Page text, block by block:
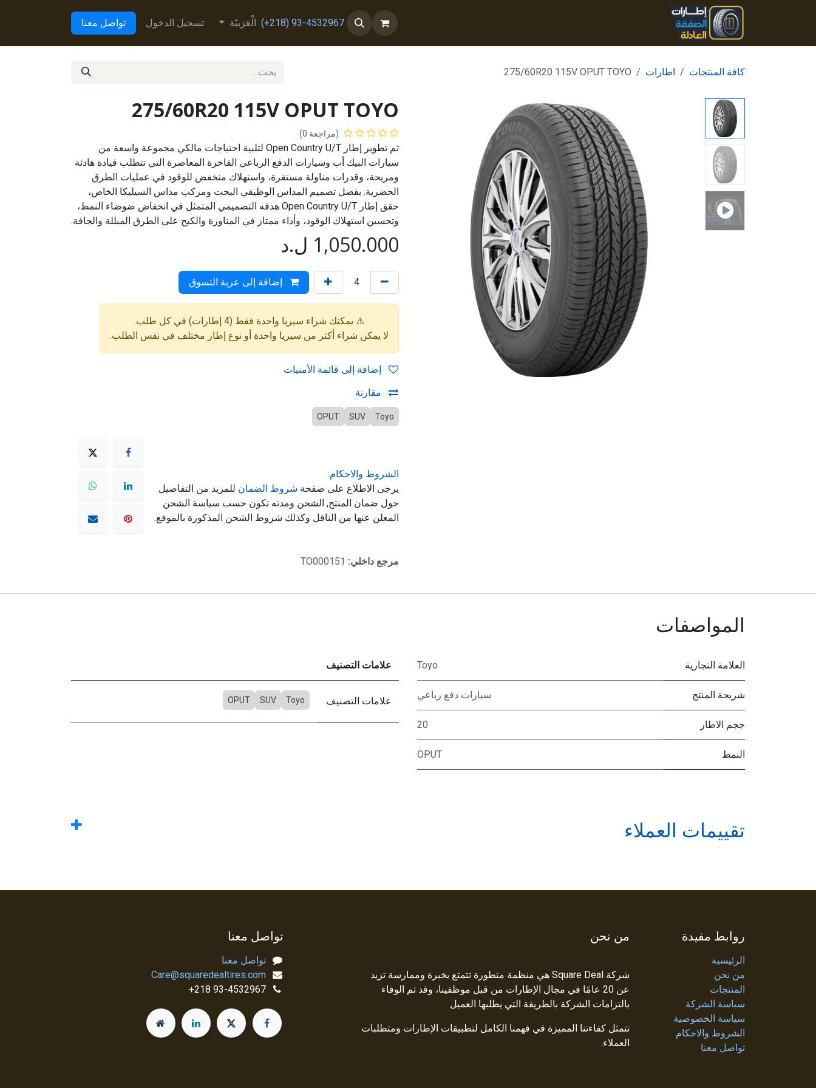
تخطي للذهاب إلى المحتوى
93-4532967 (218+) الْعَرَبيّة تسجيل الدخول تواصل معنا
كافة المنتجات اطارات 275/60R20 115V OPUT TOYO
275/60R20 115V OPUT TOYO
(مراجعة 0)
تم تطوير إطار Open Country U/T لتلبية احتياجات مالكي مجموعة واسعة من
سيارات البيك أب وسيارات الدفع الرباعي الفاخرة المعاصرة التي تتطلب قيادة هادئة
ومريحة، وقدرات مناولة مستقرة، واستهلاك منخفض للوقود في عمليات الطرق
الحضرية. بفضل تصميم المداس الوظيفي البحت ومركب مداس السيليكا الخاص،
حقق إطار Open Country U/T هدفه التصميمي المتمثل في انخفاض ضوضاء النمط،
وتحسين استهلاك الوقود، وأداء ممتاز في المناورة والكبح على الطرق المبللة والجافة.
1,050.000 ل.د
إضافة إلى عربة التسوق
⚠️ يمكنك شراء سيريا واحدة فقط (4 إطارات) في كل طلب.
لا يمكن شراء أكثر من سيريا واحدة أو نوع إطار مختلف في نفس الطلب.
مقارنة
Toyo
SUV
OPUT
الشروط والاحكام:
يرجى الاطلاع على صفحة شروط الضمان للمزيد من التفاصيل
حول ضمان المنتج, الشحن ومدته تكون حسب سياسة الشحن
المعلن عنها من الناقل وكذلك شروط الشحن المذكورة بالموقع.
مرجع داخلي: TO000151
المواصفات
العلامة التجارية Toyo
شريحة المنتج سيارات دفع رباعي
ججم الاطار 20
النمط OPUT
علامات التصنيف
علامات التصنيف Toyo
SUV
OPUT
تقييمات العملاء
روابط مفيدة
الرئيسية
من نحن
المنتجات
سياسة الشركة
سياسة الخصوصية
الشروط والاحكام
تواصل معنا
من نحن
شركة Square Deal هي منظمة متطورة تتمتع بخبرة وممارسة تزيد
عن 20 عامًا في مجال الإطارات من قبل موظفينا، وقد تم الوفاء
بالتزامات الشركة بالطريقة التي يطلبها العميل
تتمثل كفاءتنا المميزة في فهمنا الكامل لتطبيقات الإطارات ومتطلبات
العملاء.
تواصل معنا
تواصل معنا
Care@squaredealtires.com
93-4532967 218+